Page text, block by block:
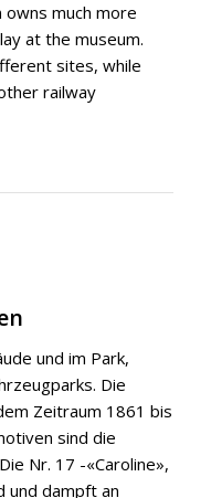
owns much more
at the museum.
sites, while
railway
und im Park,
Die
Zeitraum 1861 bis
sind die
Nr. 17 -«Caroline»,
und dampft an